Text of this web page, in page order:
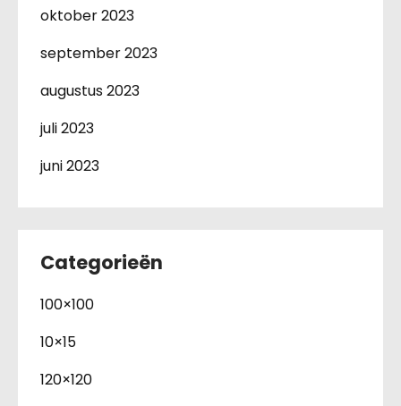
oktober 2023
september 2023
augustus 2023
juli 2023
juni 2023
Categorieën
100×100
10×15
120×120